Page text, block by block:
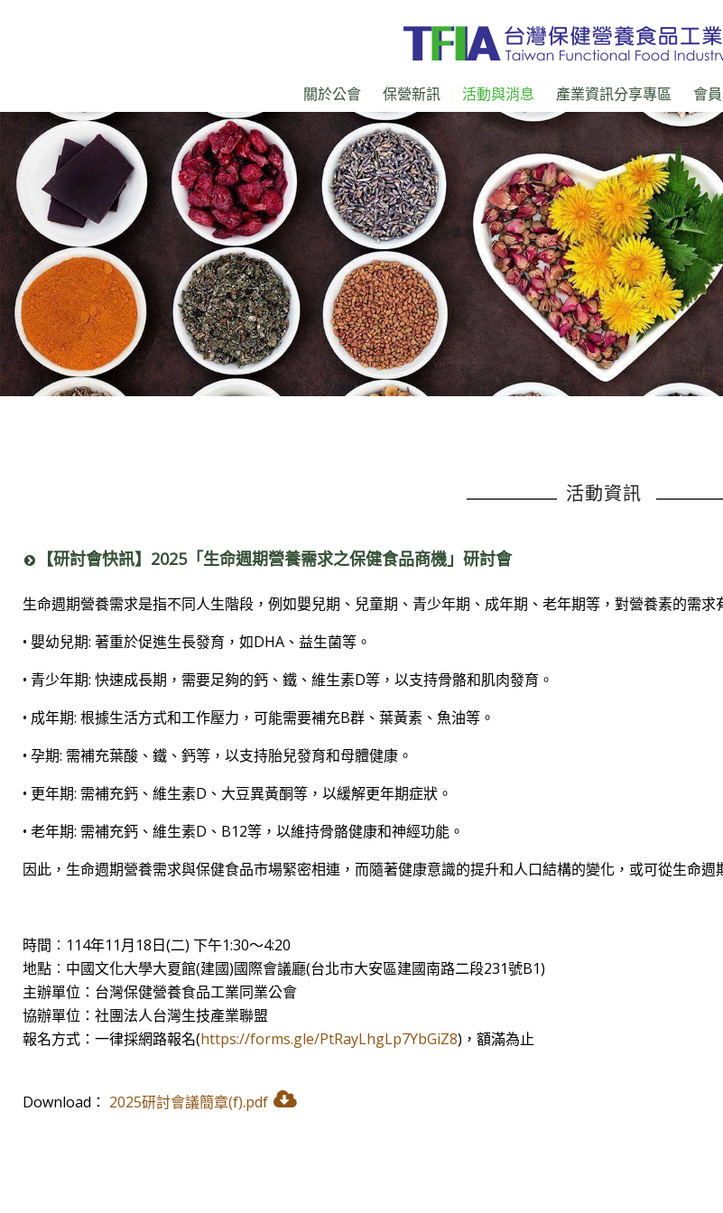
關於公會 保營新訊 活動與消息 產業資訊分享專區 會
活動資訊
【研討會快訊】2025「生命週期營養需求之保健食品商機」研討會
生命週期營養需求是指不同人生階段，例如嬰兒期、兒童期、青少年期、成年期、老年期等，對營養素的需
• 嬰幼兒期: 著重於促進生長發育，如DHA、益生菌等。
• 青少年期: 快速成長期，需要足夠的鈣、鐵、維生素D等，以支持骨骼和肌肉發育。
• 成年期: 根據生活方式和工作壓力，可能需要補充B群、葉黃素、魚油等。
• 孕期: 需補充葉酸、鐵、鈣等，以支持胎兒發育和母體健康。
• 更年期: 需補充鈣、維生素D、大豆異黃酮等，以緩解更年期症狀。
• 老年期: 需補充鈣、維生素D、B12等，以維持骨骼健康和神經功能。
因此，生命週期營養需求與保健食品市場緊密相連，而隨著健康意識的提升和人口結構的變化，或可從生命
時間︰114年11月18日(二) 下午1:30〜4:20
地點︰中國文化大學大夏館(建國)國際會議廳(台北市大安區建國南路二段231號B1)
主辦單位：台灣保健營養食品工業同業公會
協辦單位：社團法人台灣生技產業聯盟
報名方式：一律採網路報名(https://forms.gle/PtRayLhgLp7YbGiZ8)，額滿為止
Download： 2025研討會議簡章(f).pdf